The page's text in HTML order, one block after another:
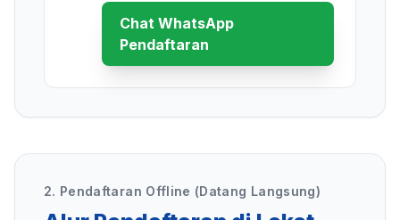
Chat WhatsApp
Pendaftaran
2. Pendaftaran Offline (Datang Langsung)